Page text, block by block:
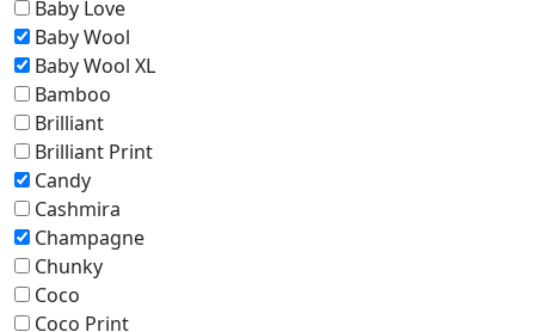
Baby Love
Baby Wool
Baby Wool XL
Bamboo
Brilliant
Brilliant Print
Candy
Cashmira
Champagne
Chunky
Coco
Coco Print